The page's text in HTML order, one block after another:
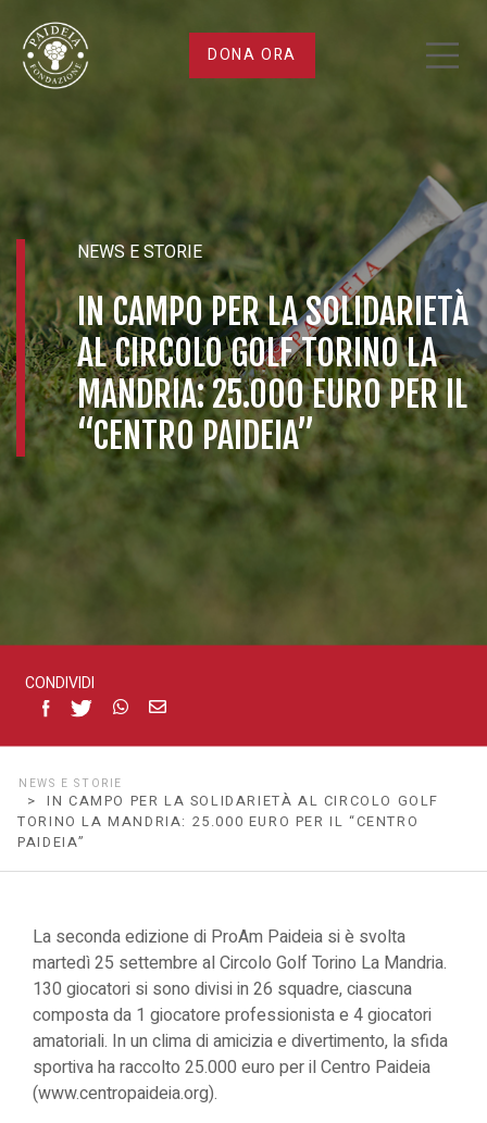
DONA ORA
In
campo
la
solidarietà
al
Circolo
Golf
Torino
Mandria:
25.000
euro
per
“Centro
Paideia”
NEWS E STORIE
IN CAMPO PER LA SOLIDARIETÀ
AL CIRCOLO GOLF TORINO LA
MANDRIA: 25.000 EURO PER IL
“CENTRO PAIDEIA”
CONDIVIDI
NEWS E STORIE
> IN CAMPO PER LA SOLIDARIETÀ AL CIRCOLO GOLF
TORINO LA MANDRIA: 25.000 EURO PER IL “CENTRO
PAIDEIA”
La seconda edizione di ProAm Paideia si è svolta
martedì 25 settembre al Circolo Golf Torino La Mandria.
130 giocatori si sono divisi in 26 squadre, ciascuna
composta da 1 giocatore professionista e 4 giocatori
amatoriali. In un clima di amicizia e divertimento, la sfida
sportiva ha raccolto 25.000 euro per il Centro Paideia
(www.centropaideia.org).